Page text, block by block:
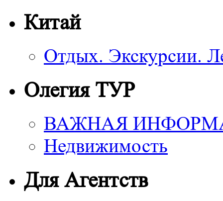
Китай
Отдых. Экскурсии.
Олегия ТУР
ВАЖНАЯ
Недвижимость
Для Агентств